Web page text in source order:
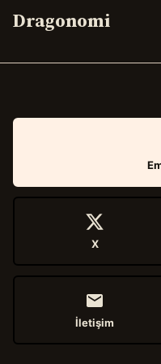
Dragonomi
X
İletişim